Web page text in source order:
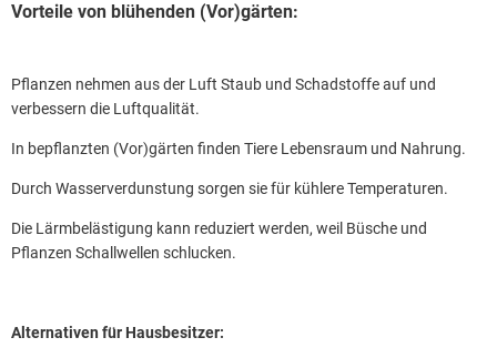
Vorteile von blühenden (Vor)gärten:
Pflanzen nehmen aus der Luft Staub und Schadstoffe auf und
verbessern die Luftqualität.
In bepflanzten (Vor)gärten finden Tiere Lebensraum und Nahrung.
Durch Wasserverdunstung sorgen sie für kühlere Temperaturen.
Die Lärmbelästigung kann reduziert werden, weil Büsche und
Pflanzen Schallwellen schlucken.
Alternativen für Hausbesitzer: